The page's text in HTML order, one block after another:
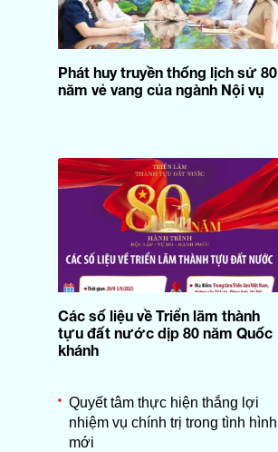
Phát huy truyền thống lịch sử 80
năm vẻ vang của ngành Nội vụ
Các số liệu về Triển lãm thành
tựu đất nước dịp 80 năm Quốc
khánh
Quyết tâm thực hiện thắng lợi
nhiệm vụ chính trị trong tình hình
mới